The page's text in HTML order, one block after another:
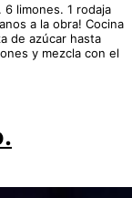
6 limones. 1 rodaja
a la obra! Cocina
de azúcar hasta
y mezcla con el